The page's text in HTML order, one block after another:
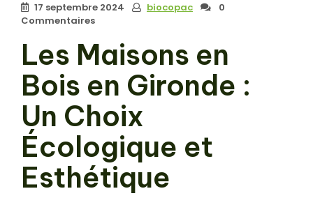
17 septembre 2024 biocopac
0
Commentaires
Les Maisons en
Bois en Gironde :
Un Choix
Écologique et
Esthétique